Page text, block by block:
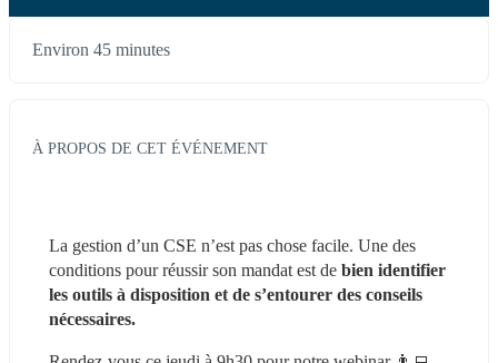
Environ 45 minutes
À PROPOS DE CET ÉVÉNEMENT
La gestion d’un CSE n’est pas chose facile. Une des
conditions pour réussir son mandat est de bien identifier
les outils à disposition et de s’entourer des conseils
nécessaires.